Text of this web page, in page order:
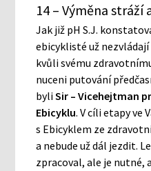
14 – Výměna stráží
Jak již pH S.J.
ebicyklisté už
kvůli svému
nuceni putování
byliSir – Vicehejtman
Ebicyklu. V cíli etapy ve
s Ebicyklem ze
a nebude už dál jezdit.
zpracoval, ale je nutné,